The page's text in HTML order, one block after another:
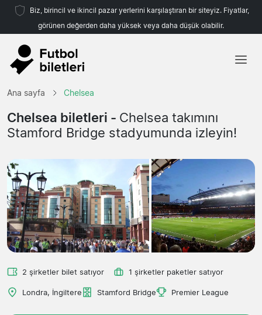
Biz, birincil ve ikincil pazar yerlerini karşılaştıran bir siteyiz. Fiyatlar,
görünen değerden daha yüksek veya daha düşük olabilir.
Takımlar
Ligler
Ana sayfa Chelsea
Chelsea biletleri - Chelsea takımını
Stamford Bridge stadyumunda izleyin!
2 şirketler bilet satıyor 1 şirketler paketler satıyor
Londra, İngiltere Stamford Bridge Premier League